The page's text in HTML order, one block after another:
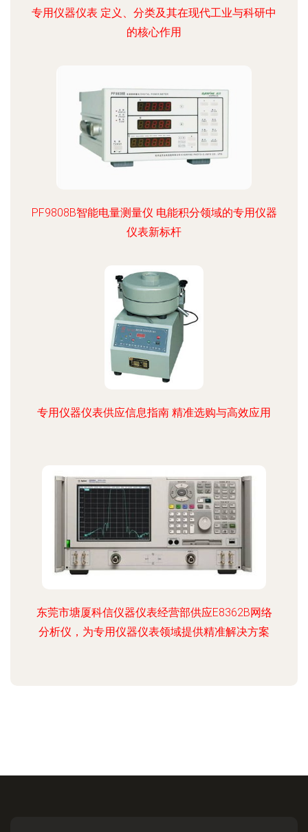
专用仪器仪表 定义、分类及其在现代工业与科研中
的核心作用
PF9808B智能电量测量仪 电能积分领域的专用仪器
仪表新标杆
专用仪器仪表供应信息指南 精准选购与高效应用
东莞市塘厦科信仪器仪表经营部供应E8362B网络
分析仪，为专用仪器仪表领域提供精准解决方案